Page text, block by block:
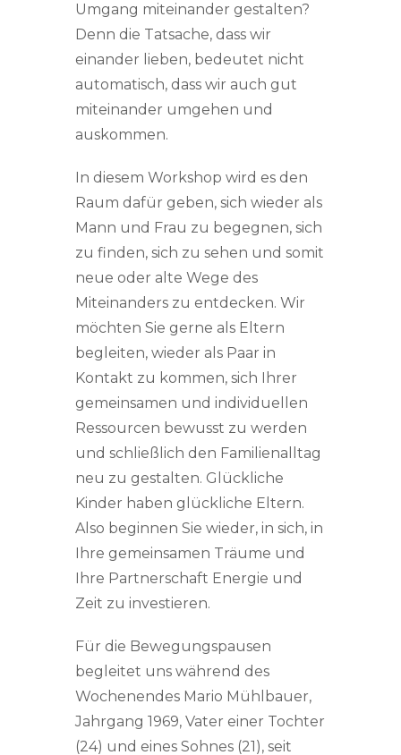
Umgang miteinander gestalten?
Denn die Tatsache, dass wir
einander lieben, bedeutet nicht
automatisch, dass wir auch gut
miteinander umgehen und
auskommen.
In diesem Workshop wird es den
Raum dafür geben, sich wieder als
Mann und Frau zu begegnen, sich
zu finden, sich zu sehen und somit
neue oder alte Wege des
Miteinanders zu entdecken. Wir
möchten Sie gerne als Eltern
begleiten, wieder als Paar in
Kontakt zu kommen, sich Ihrer
gemeinsamen und individuellen
Ressourcen bewusst zu werden
und schließlich den Familienalltag
neu zu gestalten. Glückliche
Kinder haben glückliche Eltern.
Also beginnen Sie wieder, in sich, in
Ihre gemeinsamen Träume und
Ihre Partnerschaft Energie und
Zeit zu investieren.
Für die Bewegungspausen
begleitet uns während des
Wochenendes Mario Mühlbauer,
Jahrgang 1969, Vater einer Tochter
(24) und eines Sohnes (21), seit